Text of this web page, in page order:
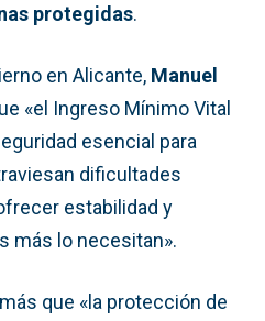
protegidas.
en Alicante, Manuel
«el Ingreso Mínimo Vital
esencial para
dificultades
estabilidad y
más lo necesitan».
que «la protección de